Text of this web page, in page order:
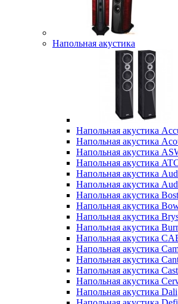
Напольная акустика
Напольная акустика
Напольная акустика
Напольная акустика
Напольная акустика
Напольная акустика
Напольная акустика
Напольная акустика
Напольная акустика
Напольная акустика
Напольная акустика
Напольная акустика
Напольная акустика
Напольная акустика
Напольная акустика
Напольная акустика
Напольная акустика Dali